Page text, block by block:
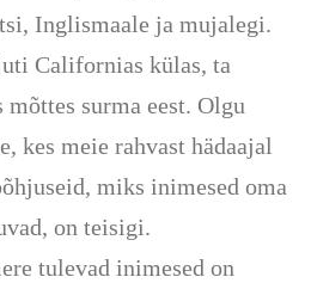
Inglismaale ja mujalegi.
Californias külas, ta
mõttes surma eest. Olgu
kes meie rahvast hädaajal
miks inimesed oma
on teisigi.
tulevad inimesed on